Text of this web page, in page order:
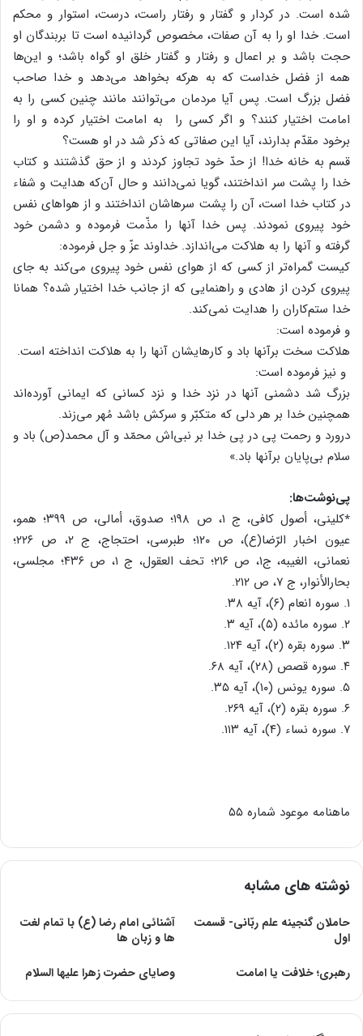
شده است. در کردار و گفتار و رفتار راست، درست، استوار و محکم
است. خدا او را به آن صفات، مخصوص گردانیده است تا بربندگان او
حجت باشد و بر اعمال و رفتار و گفتار خلق او گواه باشد؛ و این‌ها
همه از فضل خداست که به هرکه بخواهد می‌دهد و خدا صاحب
فضل بزرگ است. پس آیا مردمان می‌توانند مانند چنین کسی را به
امامت اختیار کنند؟ و اگر کسی را به امامت اختیار کرده و او را
برخود مقدّم بدارند، آیا این صفاتی که ذکر شد در او هست؟
قسم به خانه خدا! از حدّ خود تجاوز کردند و از حق گذشتند و کتاب
خدا را پشت سر انداختند، گویا نمی‌دانند و حال آن‌که هدایت و شفاء
در کتاب خدا است، آن را پشت سرهاشان انداختند و از هواهای نفس
خود پیروی نمودند. پس خدا آنها را مذّمت فرموده و دشمن خود
گرفته و آنها را به هلاکت می‌اندازد. خداوند عزّ و جل فرموده:
کیست گمراه‌تر از کسی که از هوای نفس خود پیروی می‌کند به جای
پیروی کردن از هادی و راهنمایی که از جانب خدا اختیار شده؟ همانا
خدا ستم‌کاران را هدایت نمی‌کند.
و فرموده است:
هلاکت سخت برآنها باد و کارهایشان آنها را به هلاکت انداخته است.
و نیز فرموده است:
بزرگ شد دشمنی آنها در نزد خدا و نزد کسانی که ایمانی آورده‌اند
همچنین خدا بر هر دلی که متکبّر و سرکش باشد مُهر می‌زند.
درورد و رحمت پی در پی خدا بر نبی‌اش محمّد و آل محمد(ص) باد و
سلام بی‌پایان برآنها باد.»
پی‌نوشت‌ها:
٭کلینی، أصول کافی، ج ۱، ص ۱۹۸؛ صدوق، أمالی، ص ۳۹۹؛ همو،
عیون اخبار الرّضا(ع)، ص ۱۲۰؛ طبرسی، احتجاج، ج ۲، ص ۲۲۶؛
نعمانی، الغیبه، ج۱، ص ۲۱۶؛ تحف العقول، ج ۱، ص ۴۳۶؛ مجلسی،
بحارالأنوار، ج ۷، ص ۲۱۲.
۱. سوره انعام (۶)، آیه ۳۸.
۲. سوره مائده (۵)، آیه ۳.
۳. سوره بقره (۲)، آیه ۱۲۴.
۴. سوره قصص (۲۸)، آیه ۶۸.
۵. سوره یونس (۱۰)، آیه ۳۵.
۶. سوره بقره (۲)، آیه ۲۶۹.
۷. سوره نساء (۴)، آیه ۱۱۳.
ماهنامه موعود شماره ۵۵
نوشته های مشابه
حاملان گنجینه علم ربّانی- قسمت
اول
آشنائى امام رضا (ع) با تمام لغت
ها و زبان ها
رهبرى؛ خلافت یا امامت
وصایای حضرت زهرا علیها السلام